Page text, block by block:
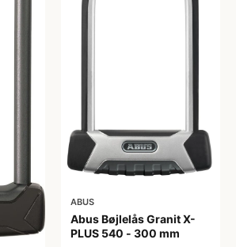
ABUS
Abus Bøjlelås Granit X-
PLUS 540 - 300 mm